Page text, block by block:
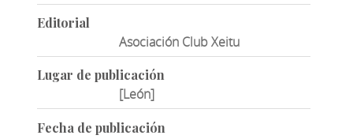
Editorial
Asociación Club Xeitu
Lugar de publicación
[León]
Fecha de publicación